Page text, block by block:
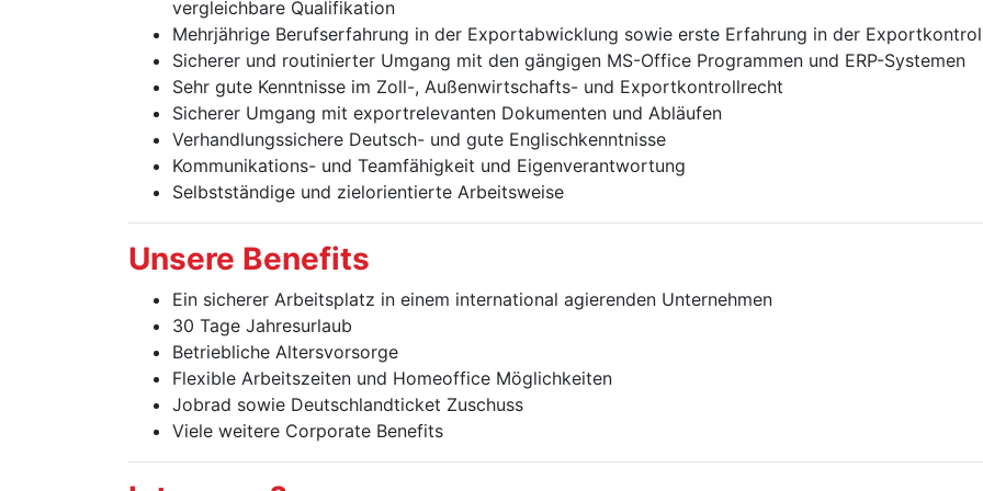
vergleichbare Qualifikation
Mehrjährige Berufserfahrung in der Exportabwicklung sowie erste Erfahrung in der
Sicherer und routinierter Umgang mit den gängigen MS-Office Programmen und ERP-Systemen
Sehr gute Kenntnisse im Zoll-, Außenwirtschafts- und Exportkontrollrecht
Sicherer Umgang mit exportrelevanten Dokumenten und Abläufen
Verhandlungssichere Deutsch- und gute Englischkenntnisse
Kommunikations- und Teamfähigkeit und Eigenverantwortung
Selbstständige und zielorientierte Arbeitsweise
Unsere Benefits
Ein sicherer Arbeitsplatz in einem international agierenden Unternehmen
30 Tage Jahresurlaub
Betriebliche Altersvorsorge
Flexible Arbeitszeiten und Homeoffice Möglichkeiten
Jobrad sowie Deutschlandticket Zuschuss
Viele weitere Corporate Benefits